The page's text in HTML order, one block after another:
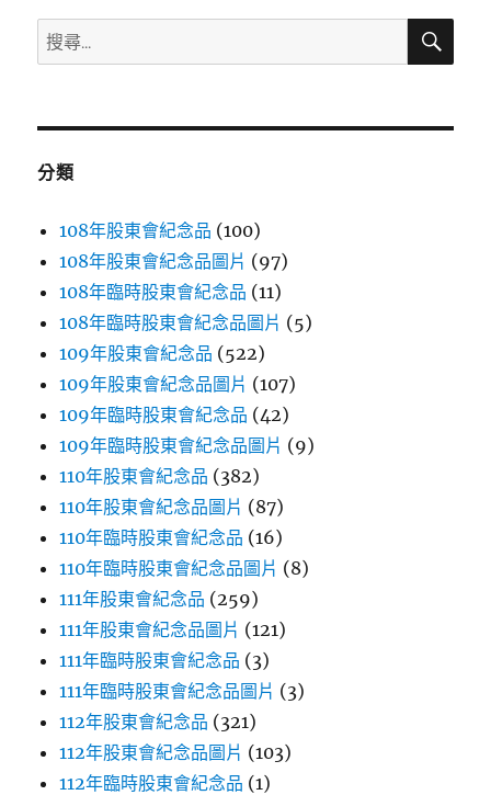
搜
尋
鍵
搜
分類
108年股東會紀念品 (100)
108年股東會紀念品圖片 (97)
108年臨時股東會紀念品 (11)
108年臨時股東會紀念品圖片 (5)
109年股東會紀念品 (522)
109年股東會紀念品圖片 (107)
109年臨時股東會紀念品 (42)
109年臨時股東會紀念品圖片 (9)
110年股東會紀念品 (382)
110年股東會紀念品圖片 (87)
110年臨時股東會紀念品 (16)
110年臨時股東會紀念品圖片 (8)
111年股東會紀念品 (259)
111年股東會紀念品圖片 (121)
111年臨時股東會紀念品 (3)
111年臨時股東會紀念品圖片 (3)
112年股東會紀念品 (321)
112年股東會紀念品圖片 (103)
112年臨時股東會紀念品 (1)